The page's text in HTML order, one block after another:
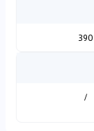
390
/